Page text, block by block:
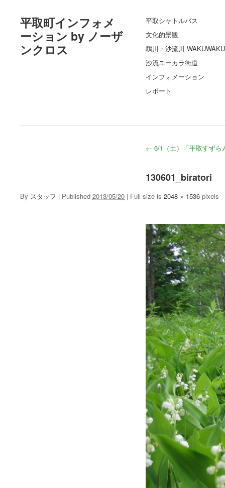
平取町インフォメ
ーション by ノーザ
ンクロス
平取シャトルバス
文化的景観
鵡川・沙流川 WAKUWAKU
沙流ユーカラ街道
インフォメーション
レポート
← 6/1（土）「平取すず
130601_biratori
By スタッフ | Published 2013/05/20 | Full size is 2048 × 1536 pixels